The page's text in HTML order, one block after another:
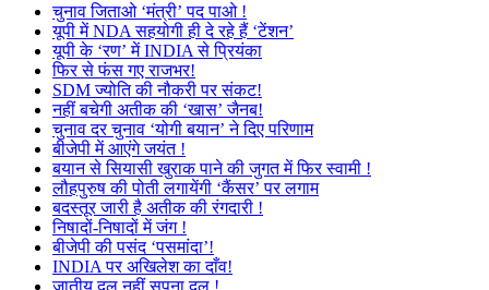
चुनाव जिताओ ‘मंत्री’ पद पाओ !
यूपी में NDA सहयोगी ही दे रहे हैं ‘टेंशन’
यूपी के ‘रण’ में INDIA से प्रियंका
फिर से फंस गए राजभर!
SDM ज्योति की नौकरी पर संकट!
नहीं बचेगी अतीक की ‘खास’ जैनब!
चुनाव दर चुनाव ‘योगी बयान’ ने दिए परिणाम
बीजेपी में आएंगे जयंत !
बयान से सियासी खुराक पाने की जुगत में फिर स्वामी !
लौहपुरुष की पोती लगायेंगी ‘कैंसर’ पर लगाम
बदस्तूर जारी है अतीक की रंगदारी !
निषादों-निषादों में जंग !
बीजेपी की पसंद ‘पसमांदा’!
INDIA पर अखिलेश का दाँव!
जातीय दल नहीं सपना दल !